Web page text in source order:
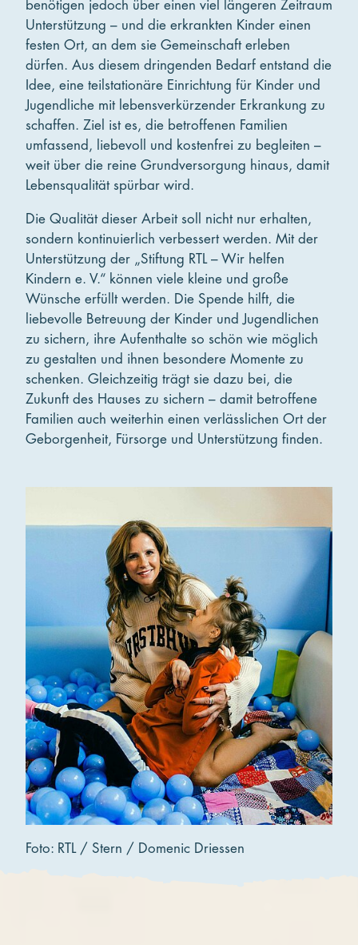
benötigen jedoch über einen viel längeren Zeitraum
Unterstützung – und die erkrankten Kinder einen
festen Ort, an dem sie Gemeinschaft erleben
dürfen. Aus diesem dringenden Bedarf entstand die
Idee, eine teilstationäre Einrichtung für Kinder und
Jugendliche mit lebensverkürzender Erkrankung zu
schaffen. Ziel ist es, die betroffenen Familien
umfassend, liebevoll und kostenfrei zu begleiten –
weit über die reine Grundversorgung hinaus, damit
Lebensqualität spürbar wird.
Die Qualität dieser Arbeit soll nicht nur erhalten,
sondern kontinuierlich verbessert werden. Mit der
Unterstützung der „Stiftung RTL – Wir helfen
Kindern e. V.“ können viele kleine und große
Wünsche erfüllt werden. Die Spende hilft, die
liebevolle Betreuung der Kinder und Jugendlichen
zu sichern, ihre Aufenthalte so schön wie möglich
zu gestalten und ihnen besondere Momente zu
schenken. Gleichzeitig trägt sie dazu bei, die
Zukunft des Hauses zu sichern – damit betroffene
Familien auch weiterhin einen verlässlichen Ort der
Geborgenheit, Fürsorge und Unterstützung finden.
Foto: RTL / Stern / Domenic Driessen